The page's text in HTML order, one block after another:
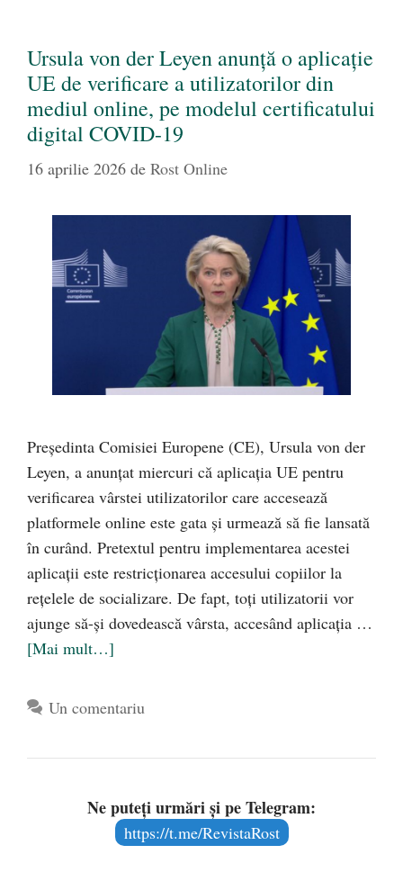
Ursula von der Leyen anunță o aplicație
UE de verificare a utilizatorilor din
mediul online, pe modelul certificatului
digital COVID-19
16 aprilie 2026 de Rost Online
Președinta Comisiei Europene (CE), Ursula von der
Leyen, a anunțat miercuri că aplicația UE pentru
verificarea vârstei utilizatorilor care accesează
platformele online este gata și urmează să fie lansată
în curând. Pretextul pentru implementarea acestei
aplicații este restricționarea accesului copiilor la
rețelele de socializare. De fapt, toți utilizatorii vor
ajunge să-și dovedească vârsta, accesând aplicația …
[Mai mult…]
Un comentariu
Ne puteți urmări și pe Telegram:
https://t.me/RevistaRost